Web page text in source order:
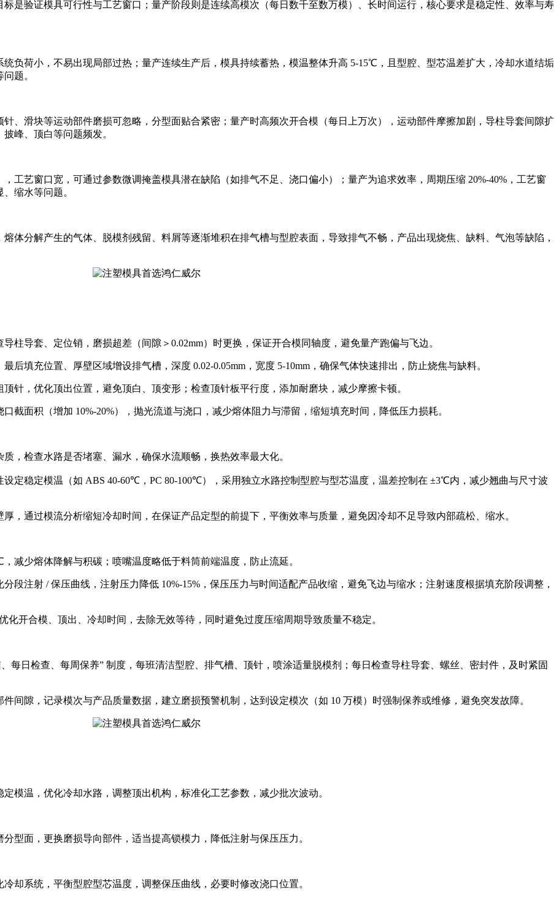
是验证模具可行性与工艺窗口；量产阶段则是连续高模次（每日数千至数万模）、长时间运行，核心要求是稳定性、效率与寿
负荷小，不易出现局部过热；量产连续生产后，模具持续蓄热，模温整体升高 5-15℃，且型腔、型芯温差扩大，冷却水道结垢
题。
、滑块等运动部件磨损可忽略，分型面贴合紧密；量产时高频次开合模（每日上万次），运动部件摩擦加剧，导柱导套间隙扩
峰、顶白等问题频发。
工艺窗口宽，可通过参数微调掩盖模具潜在缺陷（如排气不足、浇口偏小）；量产为追求效率，周期压缩 20%-40%，工艺窗
缩水等问题。
体分解产生的气体、脱模剂残留、料屑等逐渐堆积在排气槽与型腔表面，导致排气不畅，产品出现烧焦、缺料、气泡等缺陷，
柱导套、定位销，磨损超差（间隙＞0.02mm）时更换，保证开合模同轴度，避免量产跑偏与飞边。
后填充位置、厚壁区域增设排气槽，深度 0.02-0.05mm，宽度 5-10mm，确保气体快速排出，防止烧焦与缺料。
针，优化顶出位置，避免顶白、顶变形；检查顶针板平行度，添加耐磨块，减少摩擦卡顿。
截面积（增加 10%-20%），抛光流道与浇口，减少熔体阻力与滞留，缩短填充时间，降低压力损耗。
，检查水路是否堵塞、漏水，确保水流顺畅，换热效率最大化。
定稳定模温（如 ABS 40-60℃，PC 80-100℃），采用独立水路控制型腔与型芯温度，温差控制在 ±3℃内，减少翘曲与尺寸波
，通过模流分析缩短冷却时间，在保证产品定型的前提下，平衡效率与质量，避免因冷却不足导致内部疏松、缩水。
减少熔体降解与积碳；喷嘴温度略低于料筒前端温度，防止流延。
段注射 / 保压曲线，注射压力降低 10%-15%，保压压力与时间适配产品收缩，避免飞边与缩水；注射速度根据填充阶段调整，
开合模、顶出、冷却时间，去除无效等待，同时避免过度压缩周期导致质量不稳定。
每日检查、每周保养” 制度，每班清洁型腔、排气槽、顶针，喷涂适量脱模剂；每日检查导柱导套、螺丝、密封件，及时紧固
间隙，记录模次与产品质量数据，建立磨损预警机制，达到设定模次（如 10 万模）时强制保养或维修，避免突发故障。
模温，优化冷却水路，调整顶出机构，标准化工艺参数，减少批次波动。
型面，更换磨损导向部件，适当提高锁模力，降低注射与保压压力。
却系统，平衡型腔型芯温度，调整保压曲线，必要时修改浇口位置。